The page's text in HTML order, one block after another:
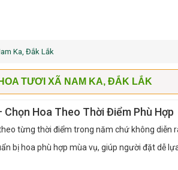
Ka, Đắk Lắk
TƯƠI XÃ NAM KA, ĐẮK LẮK
Hoa Theo Thời Điểm Phù Hợp
từng thời điểm trong năm chứ không diễn
bị hoa phù hợp mùa vụ, giúp người đặt dễ